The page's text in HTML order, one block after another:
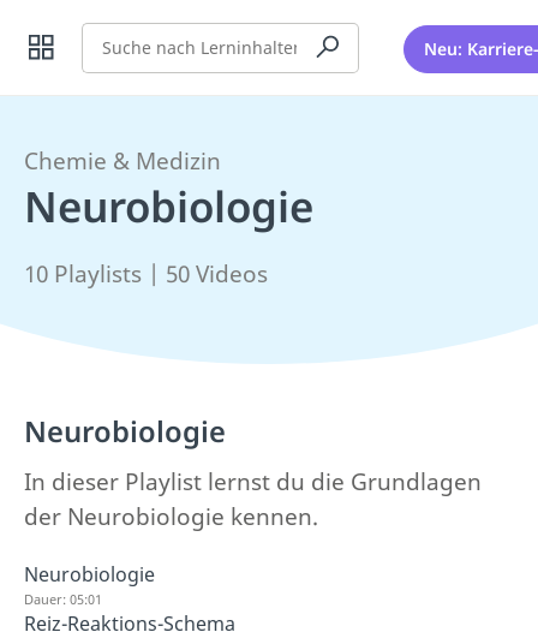
Suche Neu:
Chemie & Medizin
Neurobiologie
10 Playlists | 50 Videos
Neurobiologie
In dieser Playlist lernst du die Grundlagen
der Neurobiologie kennen.
Neurobiologie
Dauer: 05:01
Reiz-Reaktions-Schema